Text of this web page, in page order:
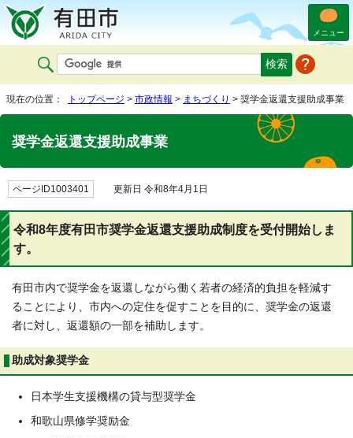
メニュー
現在の位置： トップページ > 市政情報 > まちづくり > 奨学金返還支援助成事業
奨学金返還支援助成事業
ページID1003401 更新日 令和8年4月1日
令和8年度有田市奨学金返還支援助成制度を受付開始しま
す。
有田市内で奨学金を返還しながら働く若者の経済的負担を軽減す
ることにより、市内への定住を促すことを目的に、奨学金の返還
者に対し、返還額の一部を補助します。
助成対象奨学金
日本学生支援機構の貸与型奨学金
和歌山県修学奨励金